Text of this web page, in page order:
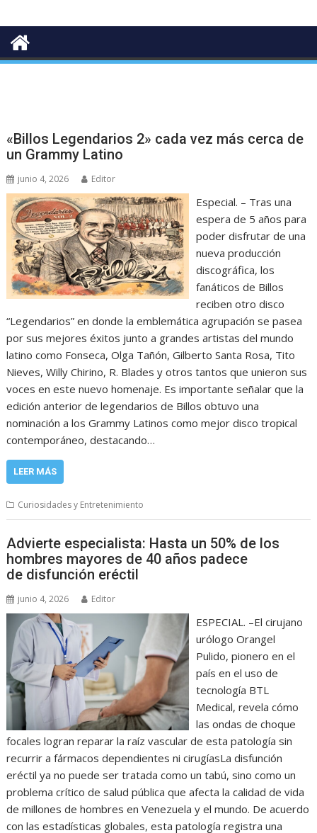
«Billos Legendarios 2» cada vez más cerca de
un Grammy Latino
junio 4, 2026 Editor
Especial. – Tras una
espera de 5 años para
poder disfrutar de una
nueva producción
discográfica, los
fanáticos de Billos
reciben otro disco
“Legendarios” en donde la emblemática agrupación se pasea
por sus mejores éxitos junto a grandes artistas del mundo
latino como Fonseca, Olga Tañón, Gilberto Santa Rosa, Tito
Nieves, Willy Chirino, R. Blades y otros tantos que unieron sus
voces en este nuevo homenaje. Es importante señalar que la
edición anterior de legendarios de Billos obtuvo una
nominación a los Grammy Latinos como mejor disco tropical
contemporáneo, destacando…
LEER MÁS
Curiosidades y Entretenimiento
Advierte especialista: Hasta un 50% de los
hombres mayores de 40 años padece
de disfunción eréctil
junio 4, 2026 Editor
ESPECIAL. –El cirujano
urólogo Orangel
Pulido, pionero en el
país en el uso de
tecnología BTL
Medical, revela cómo
las ondas de choque
focales logran reparar la raíz vascular de esta patología sin
recurrir a fármacos dependientes ni cirugíasLa disfunción
eréctil ya no puede ser tratada como un tabú, sino como un
problema crítico de salud pública que afecta la calidad de vida
de millones de hombres en Venezuela y el mundo. De acuerdo
con las estadísticas globales, esta patología registra una